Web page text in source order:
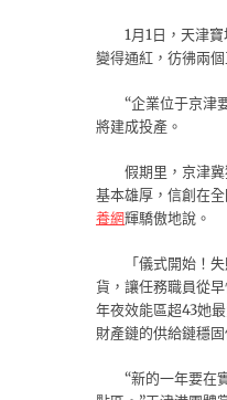
1月1日，天津
變得通紅，彷彿兩
“企業位于京津
將建成投產。
假期里，京津
基本雄厚，信創在
養網輝驕傲地說。
「儀式開始！
貨，讓任務職員從
年夜效能區超43她
財產鏈的供給鏈穩
“新的一年要在